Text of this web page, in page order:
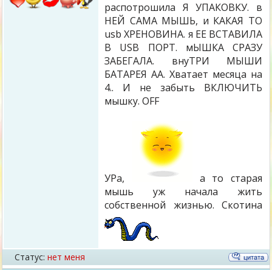
распотрошила Я УПАКОВКУ. в
НЕЙ САМА МЫШЬ, и КАКАЯ ТО
usb ХРЕНОВИНА. я ЕЕ ВСТАВИЛА
В USB ПОРТ. мЫШКА СРАЗУ
ЗАБЕГАЛА. внуТРИ МЫШИ
БАТАРЕЯ АА. Хватает месяца на
4.. И не забыть ВКЛЮЧИТЬ
мышку. OFF
УРа,
а то старая
мышь уж начала жить
собственной жизнью. Скотина
Статус: нет меня